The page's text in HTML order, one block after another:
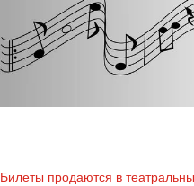
Билеты продаются в